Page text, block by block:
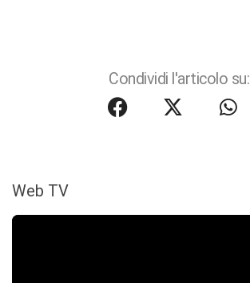
Condividi l'articolo su:
Web TV